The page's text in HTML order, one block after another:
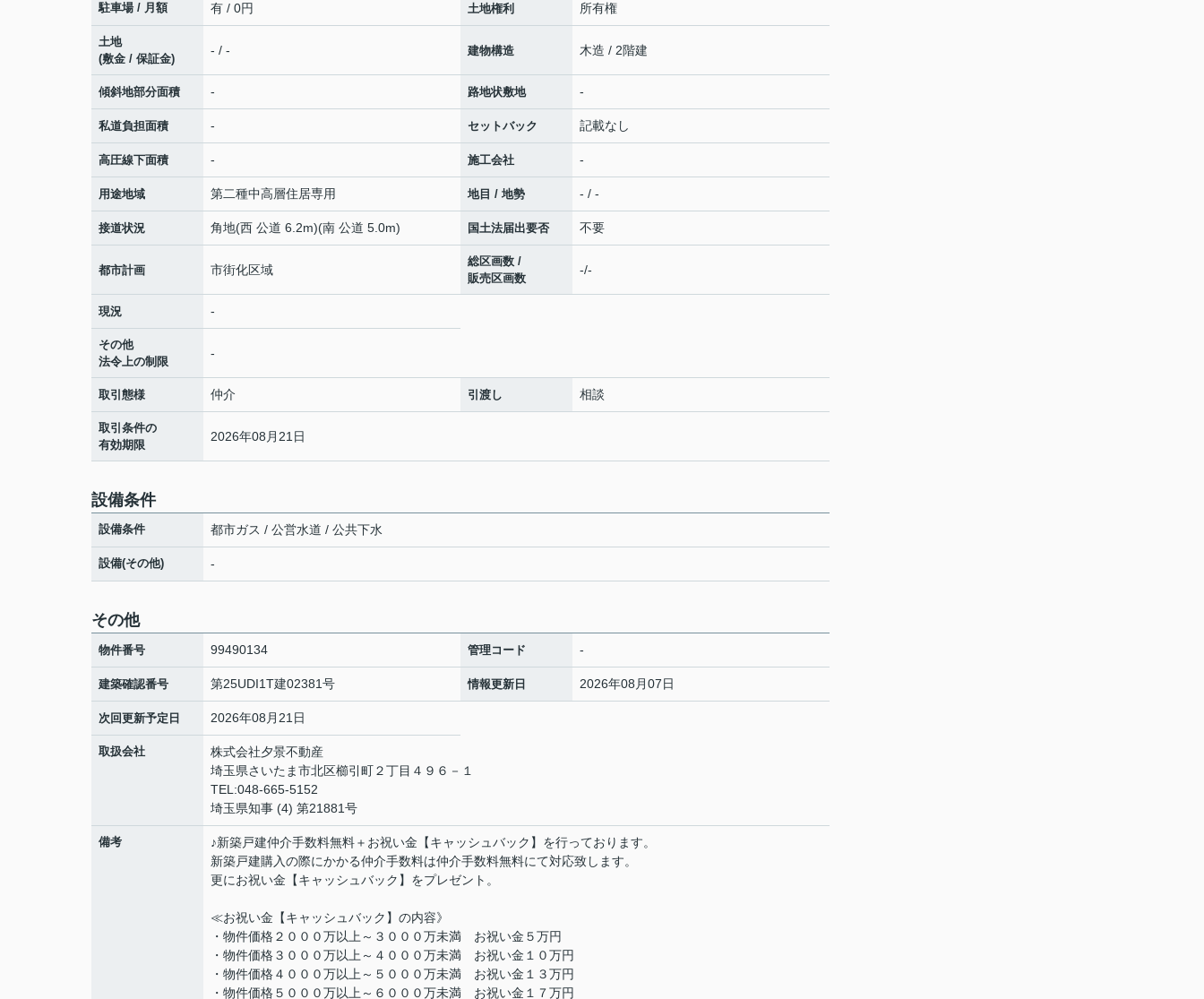
駐車場 / 月額 有 / 0円 土地権利 所有権
土地
(敷金 / 保証金)
- / - 建物構造 木造 / 2階建
傾斜地部分面積 - 路地状敷地 -
私道負担面積 - セットバック 記載なし
高圧線下面積 - 施工会社 -
用途地域 第二種中高層住居専用 地目 / 地勢 - / -
接道状況 角地(西 公道 6.2m)(南 公道 5.0m) 国土法届出要否 不要
都市計画 市街化区域
総区画数 /
販売区画数
-/-
現況 -
その他
法令上の制限
-
取引態様 仲介 引渡し 相談
取引条件の
有効期限
2026年08月21日
設備条件
設備条件 都市ガス / 公営水道 / 公共下水
設備(その他) -
その他
物件番号 99490134 管理コード -
建築確認番号 第25UDI1T建02381号 情報更新日 2026年08月07日
次回更新予定日 2026年08月21日
取扱会社
株式会社夕景不動産
埼玉県さいたま市北区櫛引町２丁目４９６－１
TEL:048-665-5152
埼玉県知事 (4) 第21881号
備考
♪新築戸建仲介手数料無料＋お祝い金【キャッシュバック】を行っております。
新築戸建購入の際にかかる仲介手数料は仲介手数料無料にて対応致します。
更にお祝い金【キャッシュバック】をプレゼント。
≪お祝い金【キャッシュバック】の内容》
・物件価格２０００万以上～３０００万未満 お祝い金５万円
・物件価格３０００万以上～４０００万未満 お祝い金１０万円
・物件価格４０００万以上～５０００万未満 お祝い金１３万円
・物件価格５０００万以上～６０００万未満 お祝い金１７万円